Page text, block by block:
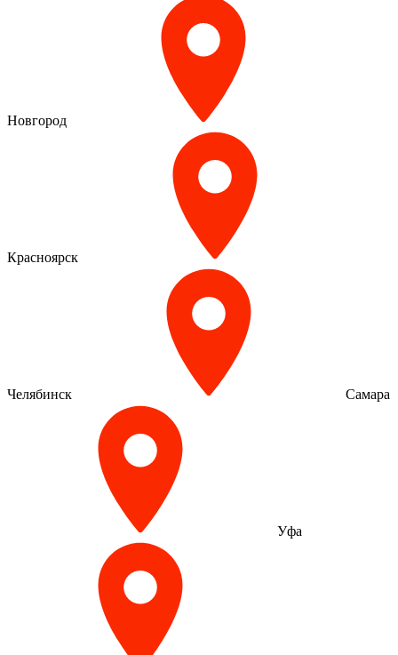
Новгород
Красноярск
Челябинск Самара
Уфа